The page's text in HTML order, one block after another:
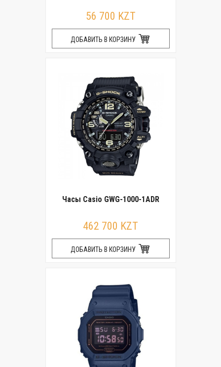
56 700 KZT
ДОБАВИТЬ В КОРЗИНУ
Часы Casio GWG-1000-1ADR
462 700 KZT
ДОБАВИТЬ В КОРЗИНУ